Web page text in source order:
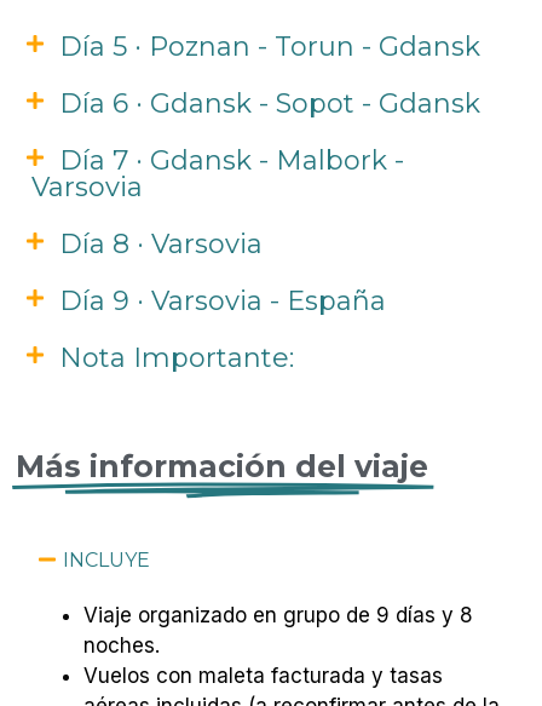
Día 5 · Poznan - Torun - Gdansk
Día 6 · Gdansk - Sopot - Gdansk
Día 7 · Gdansk - Malbork -
Varsovia
Día 8 · Varsovia
Día 9 · Varsovia - España
Nota Importante:
Más información del viaje
INCLUYE
Viaje organizado en grupo de 9 días y 8
noches.
Vuelos con maleta facturada y tasas